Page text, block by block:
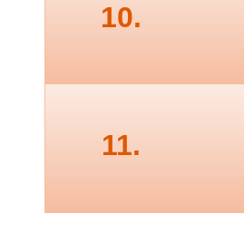
10.
11.